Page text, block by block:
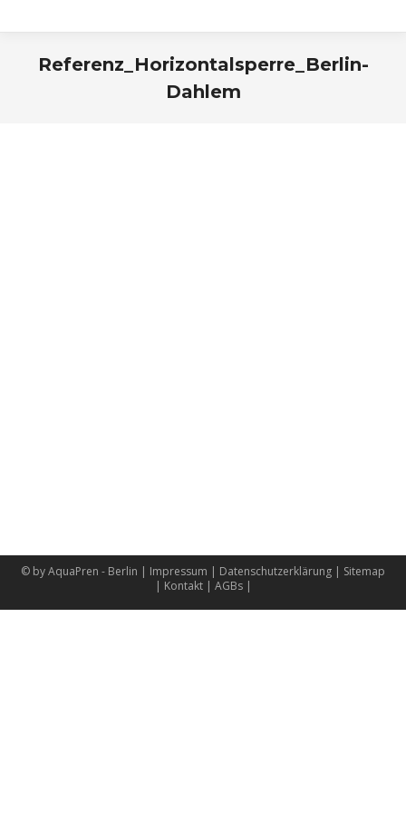
Referenz_Horizontalsperre_Berlin-
Dahlem
© by AquaPren - Berlin | Impressum | Datenschutzerklärung | Sitemap
| Kontakt | AGBs |